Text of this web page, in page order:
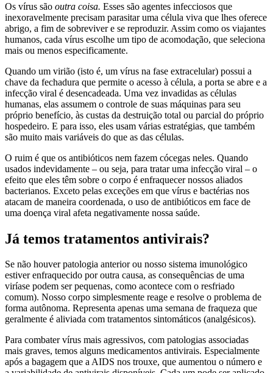
Os vírus são outra coisa. Esses são agentes infecciosos que
inexoravelmente precisam parasitar uma célula viva que lhes oferece
abrigo, a fim de sobreviver e se reproduzir. Assim como os viajantes
humanos, cada vírus escolhe um tipo de acomodação, que seleciona
mais ou menos especificamente.
Quando um virião (isto é, um vírus na fase extracelular) possui a
chave da fechadura que permite o acesso à célula, a porta se abre e a
infecção viral é desencadeada. Uma vez invadidas as células
humanas, elas assumem o controle de suas máquinas para seu
próprio benefício, às custas da destruição total ou parcial do próprio
hospedeiro. E para isso, eles usam várias estratégias, que também
são muito mais variáveis ​​do que as das células.
O ruim é que os antibióticos nem fazem cócegas neles. Quando
usados ​​indevidamente – ou seja, para tratar uma infecção viral – o
efeito que eles têm sobre o corpo é enfraquecer nossos aliados
bacterianos. Exceto pelas exceções em que vírus e bactérias nos
atacam de maneira coordenada, o uso de antibióticos em face de
uma doença viral afeta negativamente nossa saúde.
Já temos tratamentos antivirais?
Se não houver patologia anterior ou nosso sistema imunológico
estiver enfraquecido por outra causa, as consequências de uma
viríase podem ser pequenas, como acontece com o resfriado
comum). Nosso corpo simplesmente reage e resolve o problema de
forma autônoma. Representa apenas uma semana de fraqueza que
geralmente é aliviada com tratamentos sintomáticos (analgésicos).
Para combater vírus mais agressivos, com patologias associadas
mais graves, temos alguns medicamentos antivirais. Especialmente
após a bagagem que a AIDS nos trouxe, que aumentou o número e